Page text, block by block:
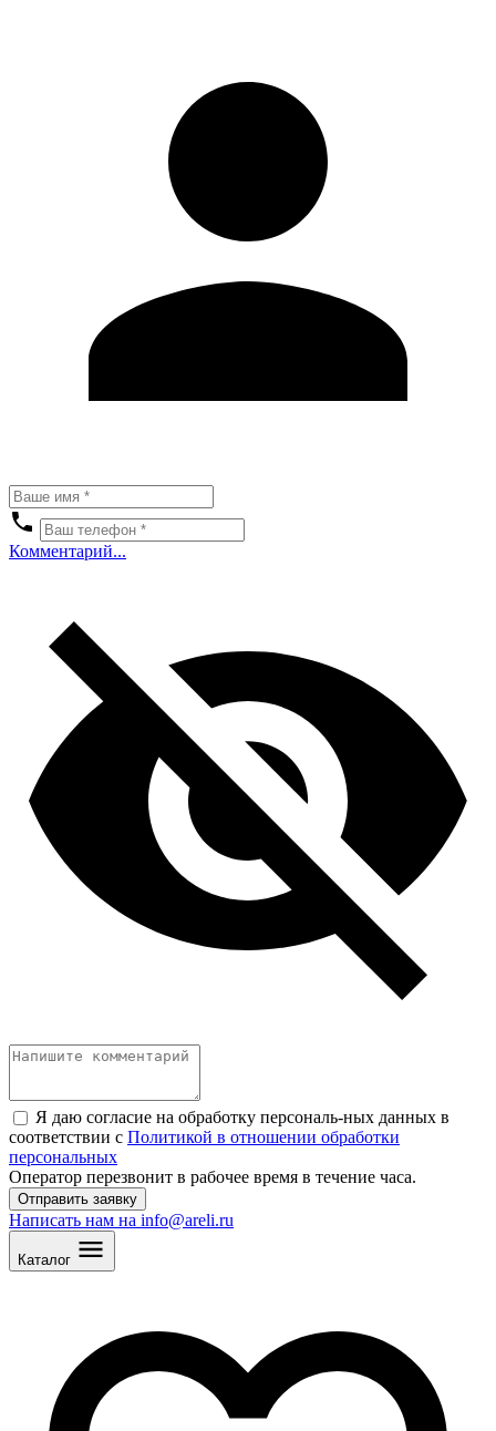
Комментарий...
Я даю согласие на обработку персональ-ных данных в
соответствии с Политикой в отношении обработки
персональных
Оператор перезвонит в рабочее время в течение часа.
Отправить заявку
Написать нам на info@areli.ru
Каталог